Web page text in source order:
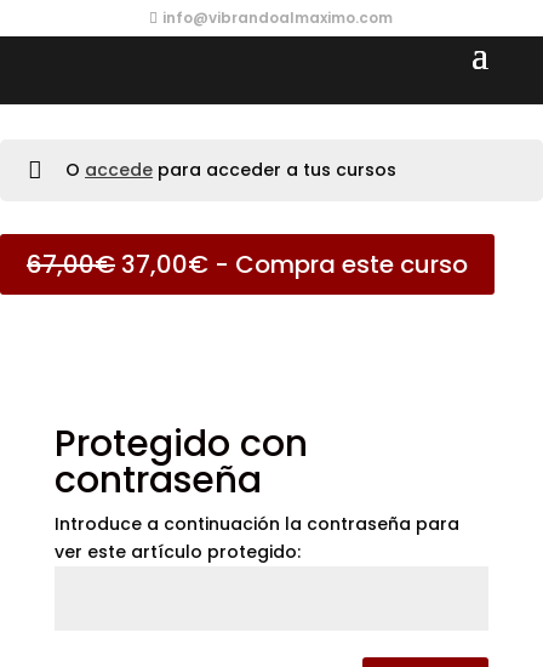
info@vibrandoalmaximo.com
O accede para acceder a tus cursos
67,00€ El
precio
67,00€.
37,00€El
precio
37,00€.
- Compra este curso
Protegido con
contraseña
Introduce a continuación la contraseña para
ver este artículo protegido: